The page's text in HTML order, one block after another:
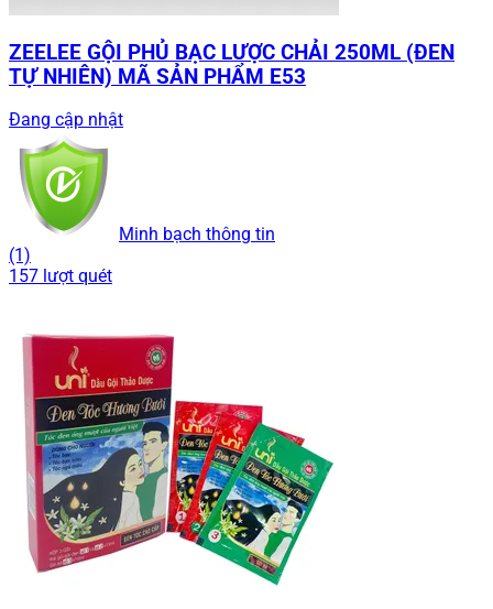
ZEELEE GỘI PHỦ BẠC LƯỢC CHẢI 250ML (ĐEN
TỰ NHIÊN) MÃ SẢN PHẨM E53
Đang cập nhật
Minh bạch thông tin
(1)
157 lượt quét